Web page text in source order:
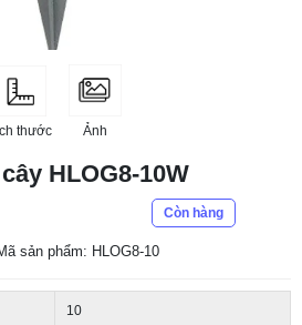
thước Ảnh
HLOG8-10W
Còn hàng
sản phẩm: HLOG8-10
10